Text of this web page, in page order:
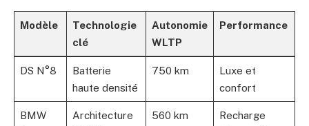
Modèle
Technologie
clé
Autonomie
WLTP
Performance
DS N°8
Batterie
haute densité
750 km
Luxe et
confort
BMW
Architecture
560 km
Recharge